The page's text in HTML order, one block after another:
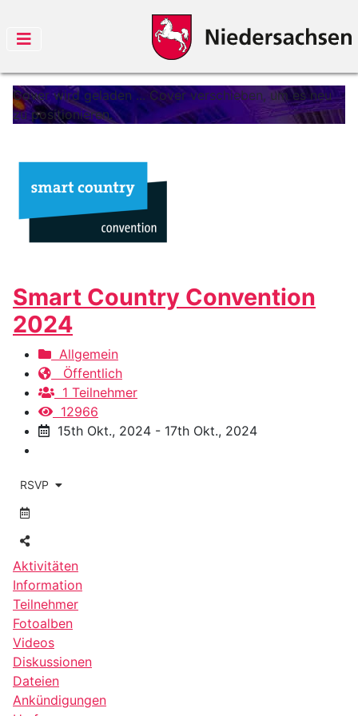
Cover wird geladen ... Cover verschieben, um es neu
zu positionieren.
Smart Country Convention
2024
Allgemein
Öffentlich
1 Teilnehmer
12966
15th Okt., 2024 - 17th Okt., 2024
RSVP
Aktivitäten
Information
Teilnehmer
Fotoalben
Videos
Diskussionen
Dateien
Ankündigungen